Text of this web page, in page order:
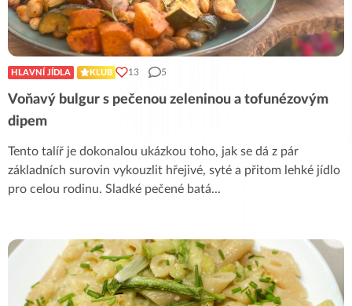
HLAVNÍ JÍDLA KLUB 13 5
Voňavý bulgur s pečenou zeleninou a tofunézovým
dipem
Tento talíř je dokonalou ukázkou toho, jak se dá z pár
základních surovin vykouzlit hřejivé, syté a přitom lehké jídlo
pro celou rodinu. Sladké pečené batá...